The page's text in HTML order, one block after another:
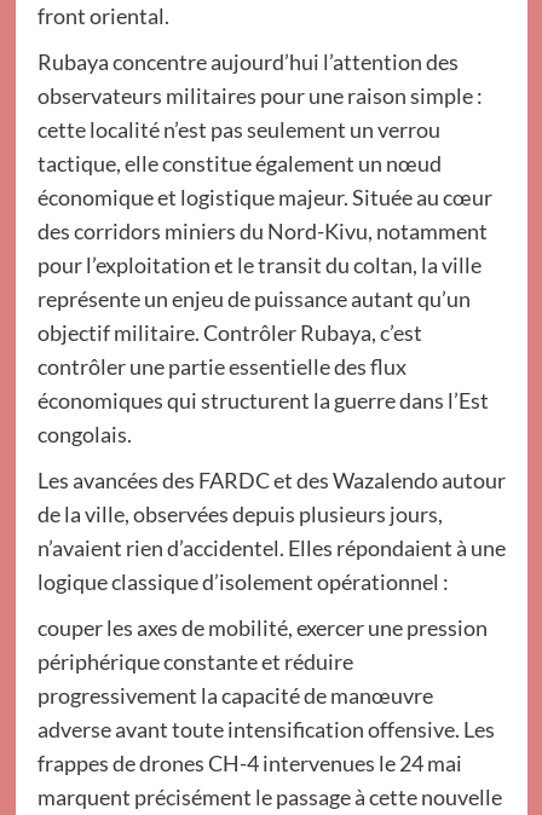
front oriental.
Rubaya concentre aujourd’hui l’attention des
observateurs militaires pour une raison simple :
cette localité n’est pas seulement un verrou
tactique, elle constitue également un nœud
économique et logistique majeur. Située au cœur
des corridors miniers du Nord-Kivu, notamment
pour l’exploitation et le transit du coltan, la ville
représente un enjeu de puissance autant qu’un
objectif militaire. Contrôler Rubaya, c’est
contrôler une partie essentielle des flux
économiques qui structurent la guerre dans l’Est
congolais.
Les avancées des FARDC et des Wazalendo autour
de la ville, observées depuis plusieurs jours,
n’avaient rien d’accidentel. Elles répondaient à une
logique classique d’isolement opérationnel :
couper les axes de mobilité, exercer une pression
périphérique constante et réduire
progressivement la capacité de manœuvre
adverse avant toute intensification offensive. Les
frappes de drones CH-4 intervenues le 24 mai
marquent précisément le passage à cette nouvelle